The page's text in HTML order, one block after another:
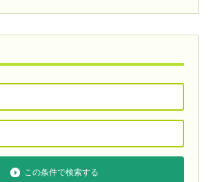
この条件で検索する